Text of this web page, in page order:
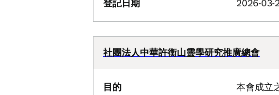
登記日期
2026-03-
社團法人中華許衡山靈學研究推廣總會
目的
本會成立